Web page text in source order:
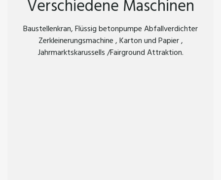
Verschiedene Maschinen
Baustellenkran, Flüssig betonpumpe Abfallverdichter
Zerkleinerungsmachine , Karton und Papier ,
Jahrmarktskarussells /Fairground Attraktion.